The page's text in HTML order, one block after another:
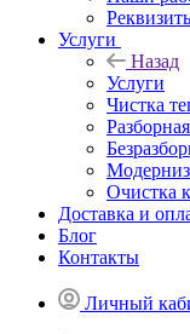
Услуги
Назад
Услуги
Чистка
Очистка
Доставка и
Блог
Контакты
Личный